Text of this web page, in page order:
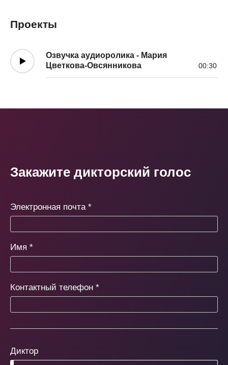
Проекты
Озвучка аудиоролика - Мария
Цветкова-Овсянникова
00:30
Закажите дикторский голос
Электронная почта *
Имя *
Контактный телефон *
Диктор